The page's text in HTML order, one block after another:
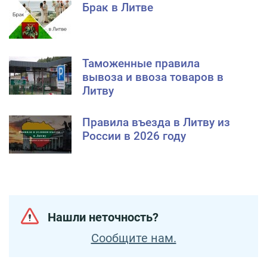
Брак в Литве
Таможенные правила
вывоза и ввоза товаров в
Литву
Правила въезда в Литву из
России в 2026 году
Нашли неточность?
Сообщите нам.